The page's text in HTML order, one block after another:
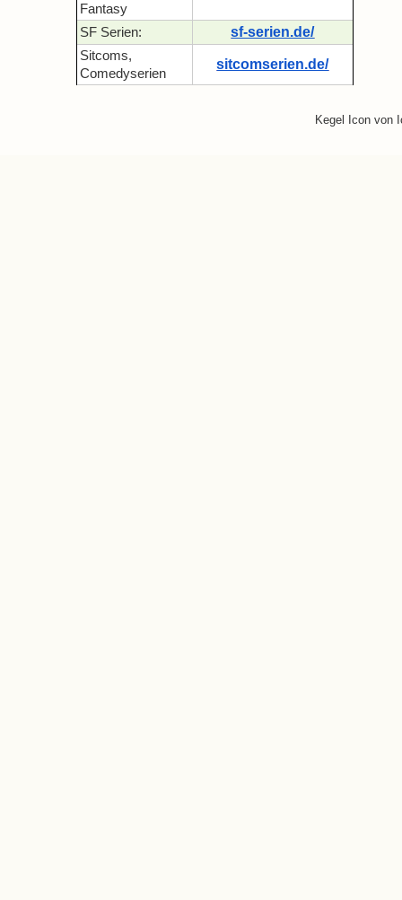
Fantasy
SF Serien: sf-serien.de/
Sitcoms,
Comedyserien
sitcomserien.de/
Kegel Icon von